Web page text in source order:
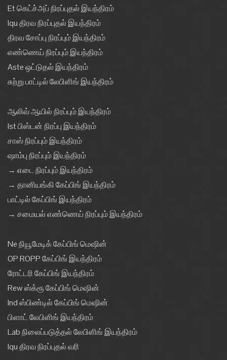
Et கெட்ச்அப் நிரப்புதல் இயந்திரம்
Iqu திரவ நிரப்புதல் இயந்திரம்
திரவ சோப்பு நிரப்பும் இயந்திரம்
எண்ணெய் நிரப்பும் இயந்திரம்
Aste ஒட்டுதல் இயந்திரம்
சுற்று பாட்டில் லேபிளிங் இயந்திரம்
ஆலிவ் ஆயில் நிரப்பும் இயந்திரம்
Ist பிஸ்டன் நிரப்பு இயந்திரம்
சாஸ் நிரப்பும் இயந்திரம்
ஷாம்பு நிரப்பும் இயந்திரம்
→ எடை நிரப்பும் இயந்திரம்
→ தானியங்கி கேப்பிங் இயந்திரம்
பாட்டில் கேப்பிங் இயந்திரம்
→ சமையல் எண்ணெய் நிரப்பும் இயந்திரம்
Ne நியூமேடிக் கேப்பிங் மெஷின்
OP ROPP கேப்பிங் இயந்திரம்
ரோட்டரி கேப்பிங் இயந்திரம்
Rew ஸ்க்ரூ கேப்பிங் மெஷின்
Ind ஸ்பிண்டில் கேப்பிங் மெஷின்
பிளாட் லேபிளிங் இயந்திரம்
Lab நிலைப்படுத்தல் லேபிளிங் இயந்திரம்
Iqu திரவ நிரப்புதல் வரி